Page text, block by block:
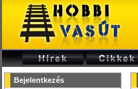
Bejelentkezés